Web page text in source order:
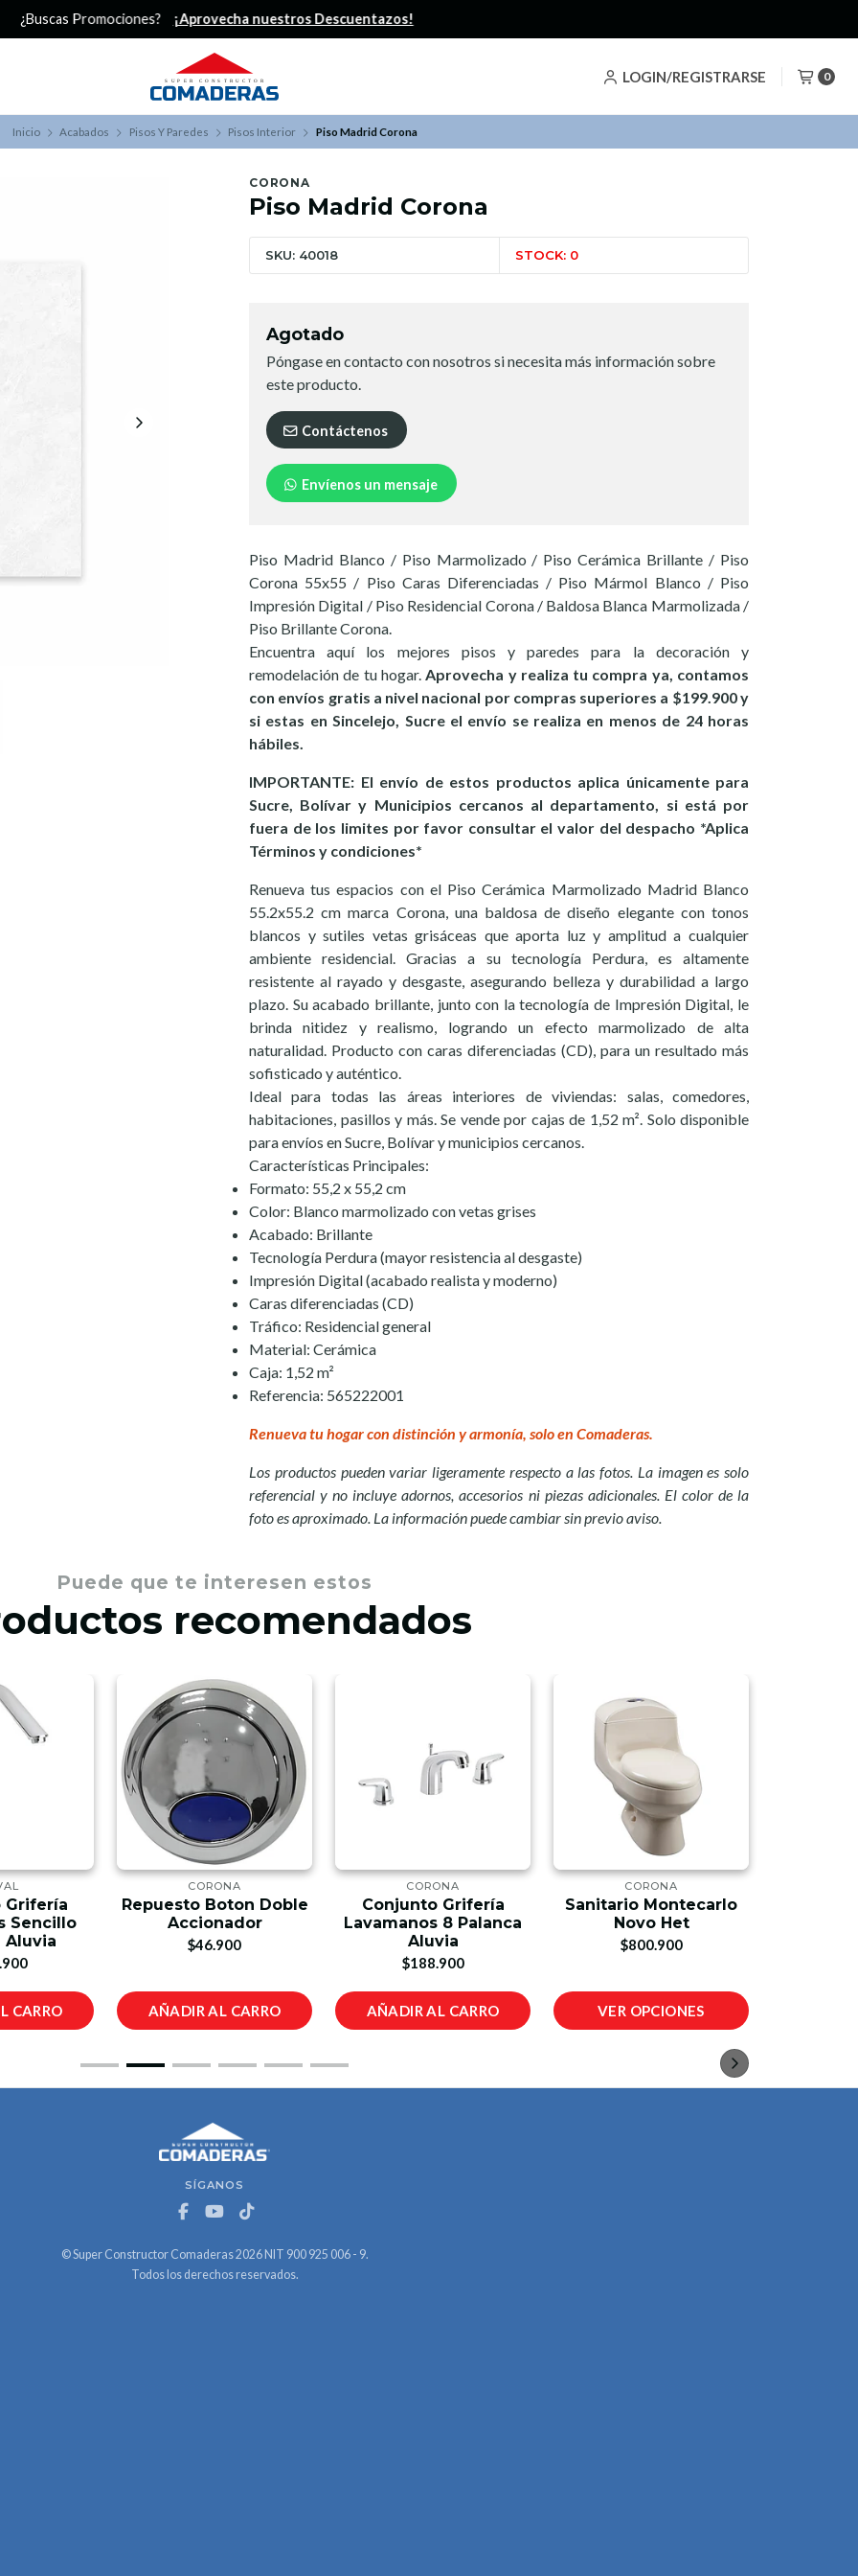
LOGIN/REGISTRARSE 0
¿Buscas Promociones? ¡Aprovecha nuestros Descuentazos!
Inicio Acabados Pisos Y Paredes Pisos Interior Piso Madrid Corona
CORONA
Piso Madrid Corona
SKU: 40018 STOCK: 0
Agotado
Póngase en contacto con nosotros si necesita más información sobre
este producto.
Contáctenos
Envíenos un mensaje
Piso Madrid Blanco / Piso Marmolizado / Piso Cerámica Brillante / Piso
Corona 55x55 / Piso Caras Diferenciadas / Piso Mármol Blanco / Piso
Impresión Digital / Piso Residencial Corona / Baldosa Blanca Marmolizada /
Piso Brillante Corona.
Encuentra aquí los mejores pisos y paredes para la decoración y
remodelación de tu hogar. Aprovecha y realiza tu compra ya, contamos
con envíos gratis a nivel nacional por compras superiores a $199.900 y
si estas en Sincelejo, Sucre el envío se realiza en menos de 24 horas
hábiles.
IMPORTANTE: El envío de estos productos aplica únicamente para
Sucre, Bolívar y Municipios cercanos al departamento, si está por
fuera de los limites por favor consultar el valor del despacho *Aplica
Términos y condiciones*
Renueva tus espacios con el Piso Cerámica Marmolizado Madrid Blanco
55.2x55.2 cm marca Corona, una baldosa de diseño elegante con tonos
blancos y sutiles vetas grisáceas que aporta luz y amplitud a cualquier
ambiente residencial. Gracias a su tecnología Perdura, es altamente
resistente al rayado y desgaste, asegurando belleza y durabilidad a largo
plazo. Su acabado brillante, junto con la tecnología de Impresión Digital, le
brinda nitidez y realismo, logrando un efecto marmolizado de alta
naturalidad. Producto con caras diferenciadas (CD), para un resultado más
sofisticado y auténtico.
Ideal para todas las áreas interiores de viviendas: salas, comedores,
habitaciones, pasillos y más. Se vende por cajas de 1,52 m². Solo disponible
para envíos en Sucre, Bolívar y municipios cercanos.
Características Principales:
Formato: 55,2 x 55,2 cm
Color: Blanco marmolizado con vetas grises
Acabado: Brillante
Tecnología Perdura (mayor resistencia al desgaste)
Impresión Digital (acabado realista y moderno)
Caras diferenciadas (CD)
Tráfico: Residencial general
Material: Cerámica
Caja: 1,52 m²
Referencia: 565222001
Renueva tu hogar con distinción y armonía, solo en Comaderas.
Los productos pueden variar ligeramente respecto a las fotos. La imagen es solo
referencial y no incluye adornos, accesorios ni piezas adicionales. El color de la
foto es aproximado. La información puede cambiar sin previo aviso.
Puede que te interesen estos
recomendados
Grifería
Sencillo
Aluvia
CARRO
CORONA
Repuesto Boton Doble
Accionador
$46.900
AÑADIR AL CARRO
CORONA
Conjunto Grifería
Lavamanos 8 Palanca
Aluvia
$188.900
AÑADIR AL CARRO
CORONA
Sanitario Montecarlo
Novo Het
$800.900
VER OPCIONES
SÍGANOS
© Super Constructor Comaderas 2026 NIT 900 925 006 - 9.
Todos los derechos reservados.